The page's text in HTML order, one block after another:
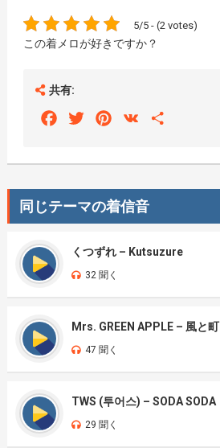
5/5 - (2 votes)
この着メロが好きですか？
共有:
FacebookTwitterPinterest
VK
同じテーマの着信音
くつずれ – Kutsuzure
32 聞く
Mrs. GREEN APPLE – 風と町
47 聞く
TWS (투어스) – SODA SODA
29 聞く